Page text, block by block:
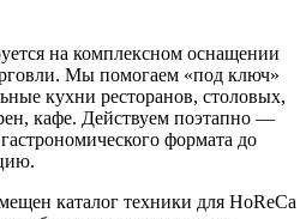
на комплексном оснащении
Мы помогаем «под ключ»
кухни ресторанов, столовых,
кафе. Действуем поэтапно —
формата до
каталог техники для HoReCa